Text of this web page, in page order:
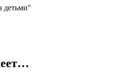
детьми"